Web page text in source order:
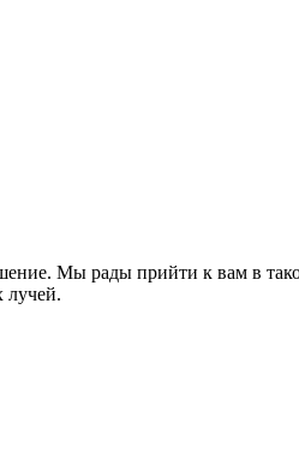
Мы рады прийти к вам в
лучей.